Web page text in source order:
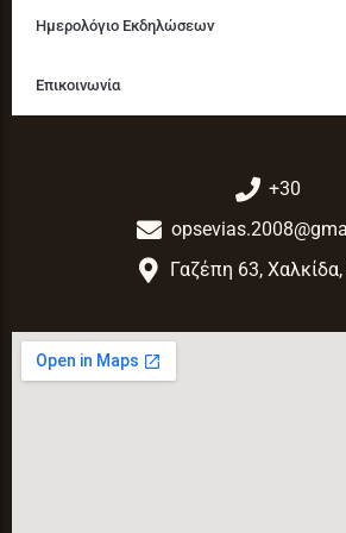
Ημερολόγιο Εκδηλώσεων
Επικοινωνία
+30
Γαζέπη 63,